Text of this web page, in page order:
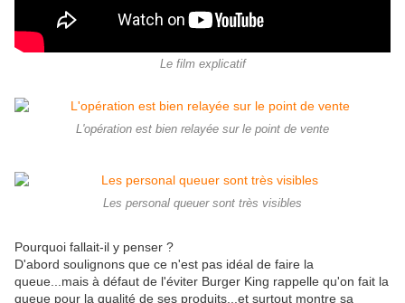
Le film explicatif
L'opération est bien relayée sur le point de vente
Les personal queuer sont très visibles
Pourquoi fallait-il y penser ?
D'abord soulignons que ce n'est pas idéal de faire la
queue...mais à défaut de l'éviter Burger King rappelle qu'on fait la
queue pour la qualité de ses produits...et surtout montre sa